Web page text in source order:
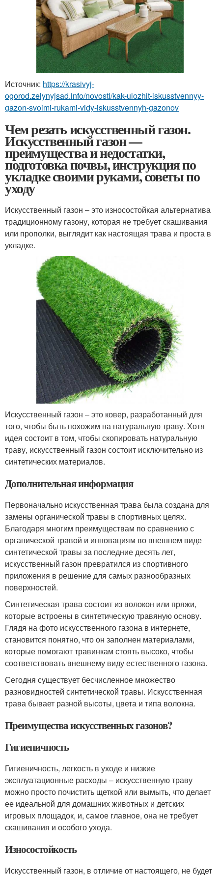
Источник: https://krasivyj-
ogorod.zelynyjsad.info/novosti/kak-ulozhit-iskusstvennyy-
gazon-svoimi-rukami-vidy-iskusstvennyh-gazonov
Чем резать искусственный газон.
Искусственный газон —
преимущества и недостатки,
подготовка почвы, инструкция по
укладке своими руками, советы по
уходу
Искусственный газон – это износостойкая альтернатива
традиционному газону, которая не требует скашивания
или прополки, выглядит как настоящая трава и проста в
укладке.
Искусственный газон – это ковер, разработанный для
того, чтобы быть похожим на натуральную траву. Хотя
идея состоит в том, чтобы скопировать натуральную
траву, искусственный газон состоит исключительно из
синтетических материалов.
Дополнительная информация
Первоначально искусственная трава была создана для
замены органической травы в спортивных целях.
Благодаря многим преимуществам по сравнению с
органической травой и инновациям во внешнем виде
синтетической травы за последние десять лет,
искусственный газон превратился из спортивного
приложения в решение для самых разнообразных
поверхностей.
Синтетическая трава состоит из волокон или пряжи,
которые встроены в синтетическую травяную основу.
Глядя на фото искусственного газона в интернете,
становится понятно, что он заполнен материалами,
которые помогают травинкам стоять высоко, чтобы
соответствовать внешнему виду естественного газона.
Сегодня существует бесчисленное множество
разновидностей синтетической травы. Искусственная
трава бывает разной высоты, цвета и типа волокна.
Преимущества искусственных газонов?
Гигиеничность
Гигиеничность, легкость в уходе и низкие
эксплуатационные расходы – искусственную траву
можно просто почистить щеткой или вымыть, что делает
ее идеальной для домашних животных и детских
игровых площадок, и, самое главное, она не требует
скашивания и особого ухода.
Износостойкость
Искусственный газон, в отличие от настоящего, не будет